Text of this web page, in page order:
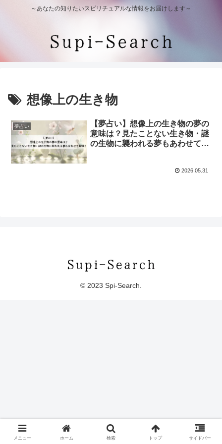
～あなたの知りたいスピリチュアルな情報をお届けします～
想像上の生き物
夢占い
【夢占い】想像上の生き物の夢の
意味は？見たことない生き物・謎
の生物に襲われる夢もあわせて解
2026.05.31
© 2023 Spi-Search.
メニュー ホーム 検索 トップ サイドバー